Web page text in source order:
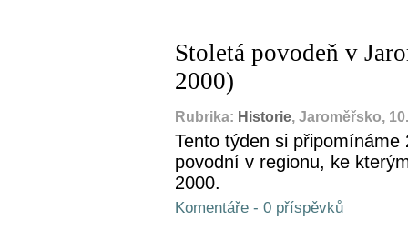
Stoletá povodeň v
2000)
Rubrika: Historie, Jaroměřsko,
Tento týden si
povodní v regionu, ke
2000.
Komentáře - 0 příspěvků